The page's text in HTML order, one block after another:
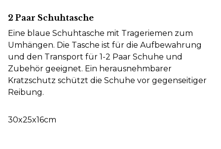
2 Paar Schuhtasche
Eine blaue Schuhtasche mit Trageriemen zum
Umhängen. Die Tasche ist für die Aufbewahrung
und den Transport für 1-2 Paar Schuhe und
Zubehör geeignet. Ein herausnehmbarer
Kratzschutz schützt die Schuhe vor gegenseitiger
Reibung.
30x25x16cm